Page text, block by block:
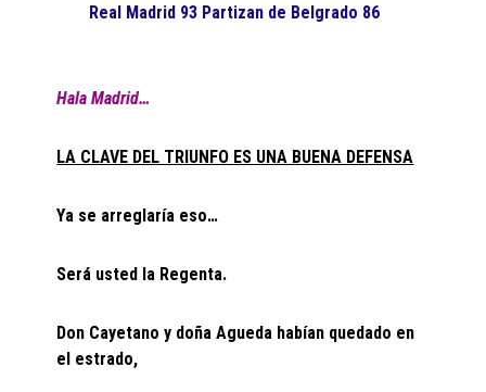
Real Madrid 93 Partizan de Belgrado 86
Hala Madrid…
LA CLAVE DEL TRIUNFO ES UNA BUENA DEFENSA
Ya se arreglaría eso…
Será usted la Regenta.
Don Cayetano y doña Agueda habían quedado en
el estrado,